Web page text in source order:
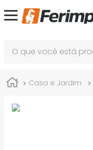
Casa e Jardim